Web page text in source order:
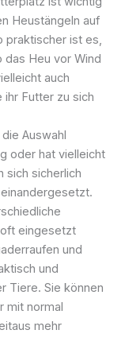
Heustängeln auf
praktischer ist es,
das Heu vor Wind
auch
Futter zu sich
Auswahl
oder hat vielleicht
sich sicherlich
eingesetzt
und
und
Tiere. Sie können
mit normal
mehr